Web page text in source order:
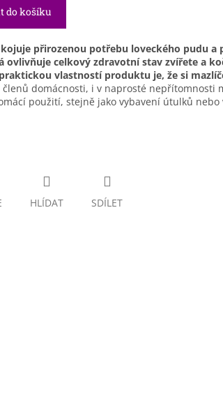
do košíku
přirozenou potřebu loveckého pudu a
celkový zdravotní stav zvířete a
praktickou vlastností produktu je, že si
členů domácnosti, i v naprosté nepřítomnosti
použití, stejně jako vybavení útulků nebo
HLÍDAT SDÍLET